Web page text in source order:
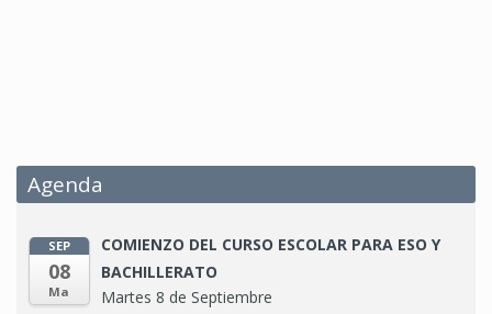
Agenda
SEP
08
Ma
COMIENZO DEL CURSO ESCOLAR PARA ESO Y
BACHILLERATO
Martes 8 de Septiembre